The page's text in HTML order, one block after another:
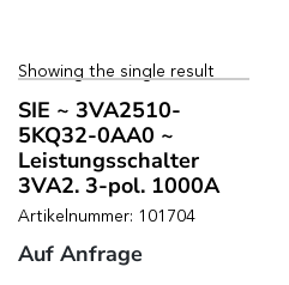
Showing the single result
SIE ~ 3VA2510-
5KQ32-0AA0 ~
Leistungsschalter
3VA2. 3-pol. 1000A
Artikelnummer: 101704
Auf Anfrage